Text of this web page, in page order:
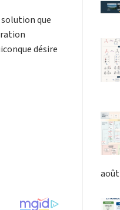
que
désire
août